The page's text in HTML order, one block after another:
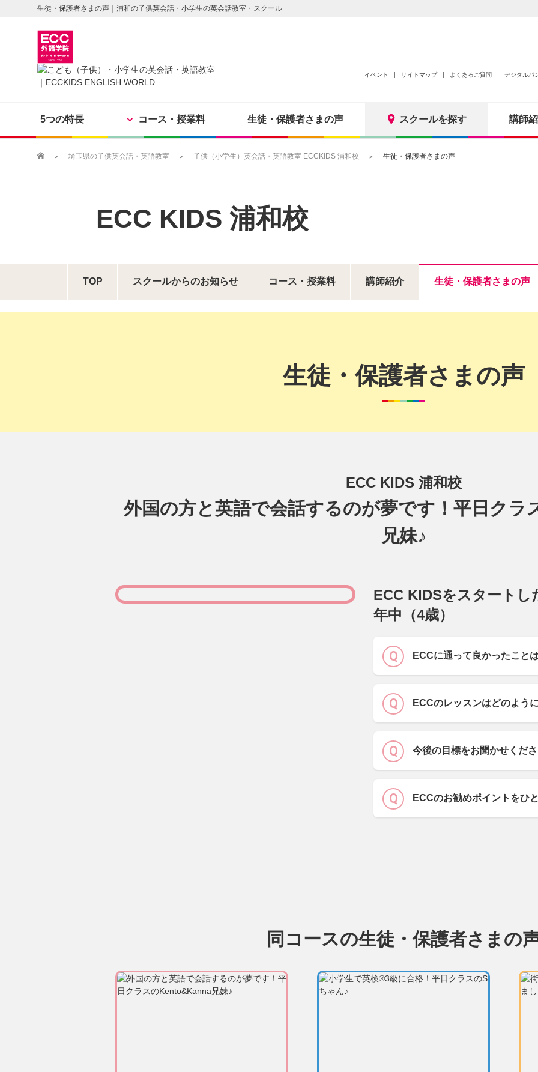
生徒・保護者さまの声｜浦和の子供英会話・小学生の英会話教室・スクール
イベント サイトマップ よくあるご質問 デジタルパ
5つの特長 コース・授業料 生徒・保護者さまの声 スクールを探す 講師
埼玉県の子供英会話・英語教室 子供（小学生）英会話・英語教室 ECCKIDS 浦和校 生徒・保護者さまの声
ECC KIDS 浦和校
TOP スクールからのお知らせ コース・授業料 講師紹介 生徒・保護者さまの声
生徒・保護者さまの声
ECC KIDS 浦和校
外国の方と英語で会話するのが夢です！平日ク
兄妹♪
ECC KIDSをスタートし
年中（4歳）
ECCに通って良かったこと
ECCのレッスンはどのよう
今後の目標をお聞かせくだ
ECCのお勧めポイントをひ
同コースの生徒・保護者さまの